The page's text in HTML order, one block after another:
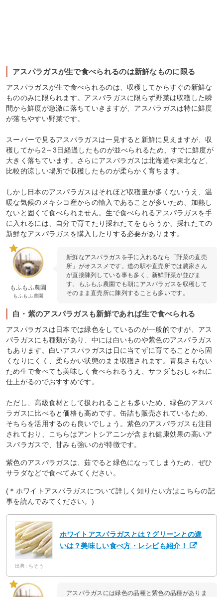
アスパラガスが生で食べられるのは新鮮なものに限る
アスパラガスが生で食べられるのは、収穫してからすぐの新鮮な
もののみに限られます。アスパラガスに限らず野菜は収穫した瞬
間から鮮度が急激に落ちていきますが、アスパラガスは特に鮮度
が落ちやすい野菜です。
スーパーで見るアスパラガスは一見すると新鮮に見えますが、収
穫してから2～3日経過したものが並べられるため、すでに鮮度が
大きく落ちています。さらにアスパラガスは北海道や東北など、
比較的涼しい場所で収穫したものが柔らかく育ちます。
しかし日本のアスパラガスはそれほど収穫量が多くないうえ、温
暖な気候のメキシコ産からの輸入であることが多いため、加熱し
ないと固くて食べられません。生で食べられるアスパラガスを手
に入れるには、自分で育てたり採れたてをもらうか、採れたての
新鮮なアスパラガスを購入したりする必要があります。
もふもふ農園
もふもふ農園
新鮮なアスパラガスを手に入れるなら「野菜の直売
所」がオススメです。道の駅や直売所では農家さん
が直接陳列している事も多く、新鮮野菜が並びま
す。もふもふ農園でも朝にアスパラガスを収穫して
そのまま直売所に陳列することも多いです。
白・紫のアスパラガスも新鮮であれば生で食べられる
アスパラガスは日本では緑色をしているのが一般的ですが、アス
パラガスにも種類があり、中には白いものや紫色のアスパラガス
もあります。白いアスパラガスは日に当てずに育てることから固
くなりにくく、柔らかい状態のまま収穫されます。青臭さもない
ため生で食べても美味しく食べられるうえ、サラダもおしゃれに
仕上がるのでおすすめです。
ただし、高級食材として扱われることも多いため、緑色のアスパ
ラガスに比べると価格も高めです。缶詰も販売されているため、
そちらを活用するのも良いでしょう。紫色のアスパラガスも注目
されており、こちらはアントシアニンが含まれ健康効果の高いア
スパラガスで、甘みも強いのが特徴です。
紫色のアスパラガスは、茹でると緑色になってしまうため、ぜひ
サラダなどで食べてみてください。
(＊ホワイトアスパラガスについて詳しく知りたい方はこちらの記
事を読んでみてください。)
ホワイトアスパラガスとは？グリーンとの違
いは？美味しい食べ方・レシピも紹介！
出典: ちそう
アスパラガスには緑色の品種と紫色の品種がありま